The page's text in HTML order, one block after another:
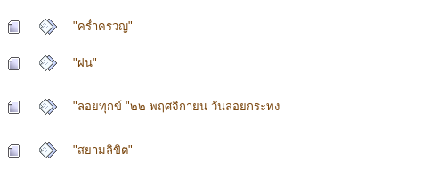
"คร่ำครวญ"
"ฝน"
"ลอยทุกข์ "๒๒ พฤศจิกายน วันลอยกระทง
"สยามลิขิต"